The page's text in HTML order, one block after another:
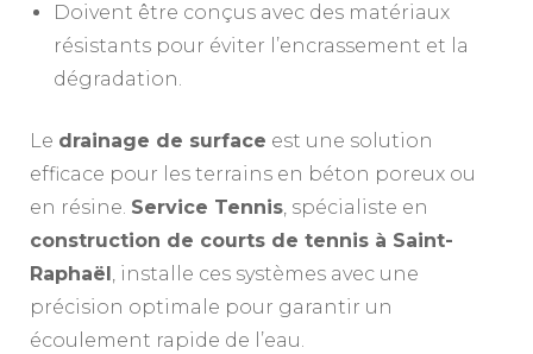
Doivent être conçus avec des matériaux
résistants pour éviter l’encrassement et la
dégradation.
Le drainage de surface est une solution
efficace pour les terrains en béton poreux ou
en résine. Service Tennis, spécialiste en
construction de courts de tennis à Saint-
Raphaël, installe ces systèmes avec une
précision optimale pour garantir un
écoulement rapide de l’eau.